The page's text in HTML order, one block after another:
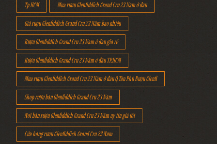
Tp.HCM Mua rượu Glenfiddich Grand Cru 23 Năm ở đâu
Giá rượu Glenfiddich Grand Cru 23 Năm bao nhiêu
Rượu Glenfiddich Grand Cru 23 Năm ở đâu giá rẻ
Rượu Glenfiddich Grand Cru 23 Năm ở đâu TP.HCM
Mua rượu Glenfiddich Grand Cru 23 Năm ở đâu Q.Tân Phú Rượu Glenfi
Shop rượu bán Glenfiddich Grand Cru 23 Năm
Nơi bán rượu Glenfiddich Grand Cru 23 Năm uy tín giá tốt
Cửa hàng rượu Glenfiddich Grand Cru 23 Năm